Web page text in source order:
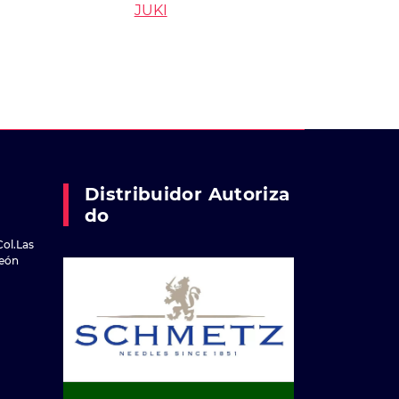
JUKI
Distribuidor Autoriza
Do